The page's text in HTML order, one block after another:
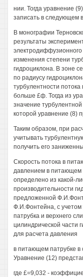
нии. Тогда уравнение
записать в следующем
В монографии
результаты
электродиффузионного
изменения степени
гидроциклона. В зоне
по радиусу
турбулентности
больше £ф. Тогда из
значение
которой уравнение (8)
Таким образом, при
учитывать
получить его
Скорость потока в
давлением в питающем
определено из какой-
производительности
предложенной
Ф.И.Фонтейна, с
патрубка и верхнего
цилиндрической части
для расчета давления
в питающем патрубке
Уравнение (12)
где £=9,032 -